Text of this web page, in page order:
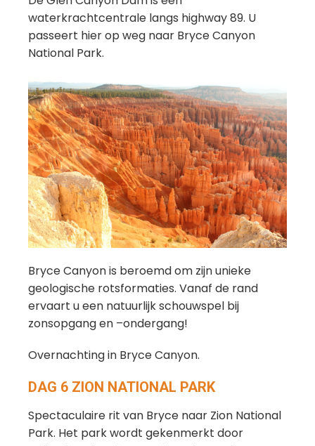
waterkrachtcentrale langs highway 89. U
passeert hier op weg naar Bryce Canyon
National Park.
Bryce Canyon is beroemd om zijn unieke
geologische rotsformaties. Vanaf de rand
ervaart u een natuurlijk schouwspel bij
zonsopgang en –ondergang!
Overnachting in Bryce Canyon.
DAG 6 ZION NATIONAL PARK
Spectaculaire rit van Bryce naar Zion National
Park. Het park wordt gekenmerkt door